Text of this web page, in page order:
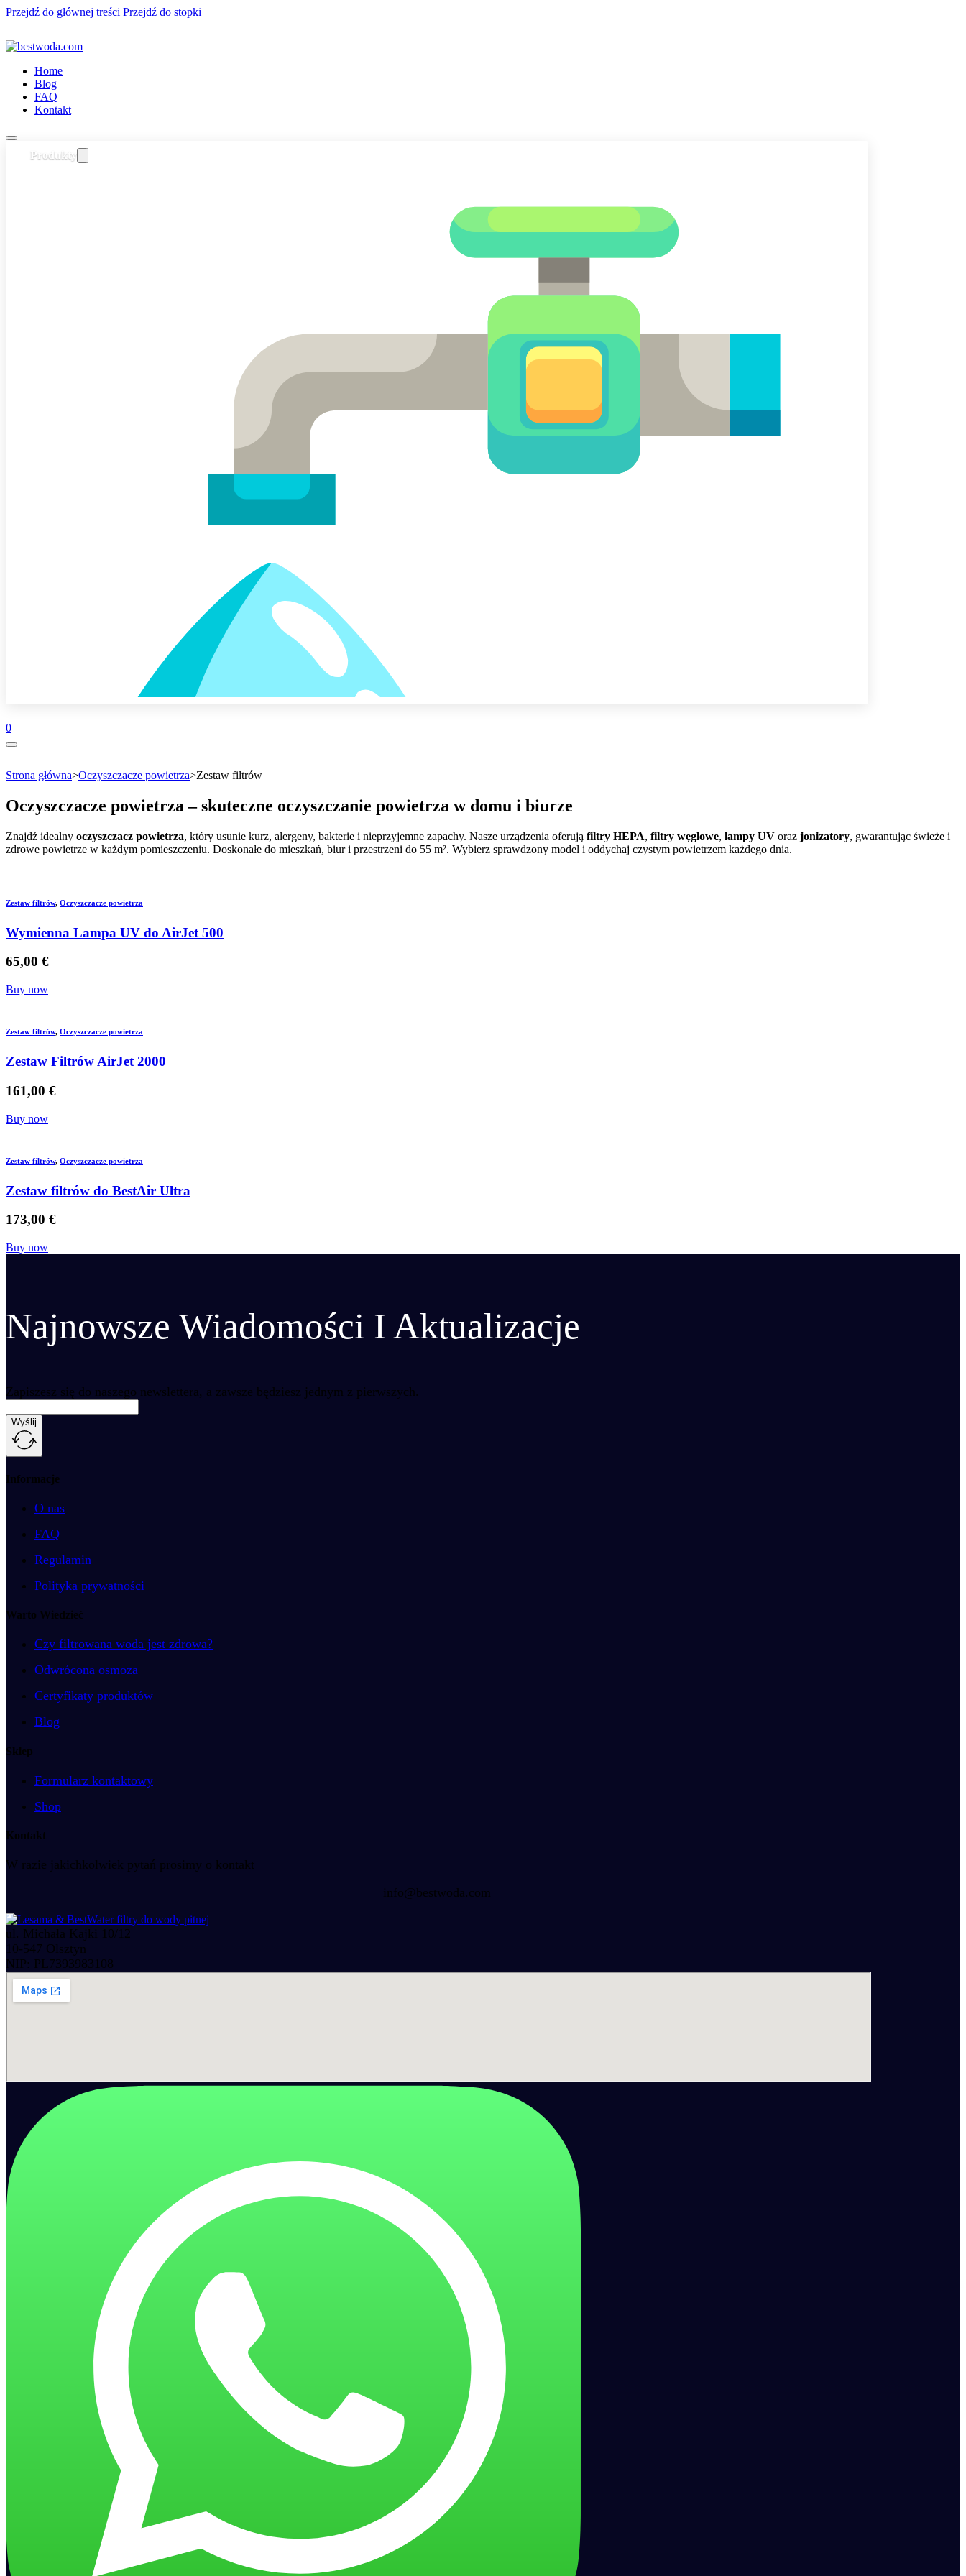
Przejdź do głównej treści Przejdź do stopki
Home
Blog
FAQ
Kontakt
Produkty
Filtry do wody z osmozy
Filtry podzlewowe BestWater Jungbrunnen – seria premium
Filtry do wody dla gastronomii i HoReCa
Filtry turystyczne na wycieczki i outdoor
Akcesoria do wody
Zawory do wody
Zbiorniki ciśnieniowe
0
Strona główna>Oczyszczacze powietrza>Zestaw filtrów
Oczyszczacze powietrza – skuteczne oczyszczanie powietrza w domu i biurze
Znajdź idealny oczyszczacz powietrza, który usunie kurz, alergeny, bakterie i nieprzyjemne zapachy. Nasze urządzenia oferują filtry HEPA, filtry węglowe, lampy UV oraz jonizatory, gwarantując świeże i
zdrowe powietrze w każdym pomieszczeniu. Doskonałe do mieszkań, biur i przestrzeni do 55 m². Wybierz sprawdzony model i oddychaj czystym powietrzem każdego dnia.
Zestaw filtrów, Oczyszczacze powietrza
Wymienna Lampa UV do AirJet 500
65,00 €
Buy now
Zestaw filtrów, Oczyszczacze powietrza
Zestaw Filtrów AirJet 2000
161,00 €
Buy now
Zestaw filtrów, Oczyszczacze powietrza
Zestaw filtrów do BestAir Ultra
173,00 €
Buy now
Najnowsze Wiadomości I Aktualizacje
Zapiszesz się do naszego newslettera, a zawsze będziesz jednym z pierwszych.
Wyślij
Informacje
O nas
FAQ
Regulamin
Polityka prywatności
Warto Wiedzieć
Czy filtrowana woda jest zdrowa?
Odwrócona osmoza
Certyfikaty produktów
Blog
Sklep
Formularz kontaktowy
Shop
Kontakt
W razie jakichkolwiek pytań prosimy o kontakt
info@bestwoda.com
ul. Michała Kajki 10/12
10-547 Olsztyn
NIP: PL7393983108